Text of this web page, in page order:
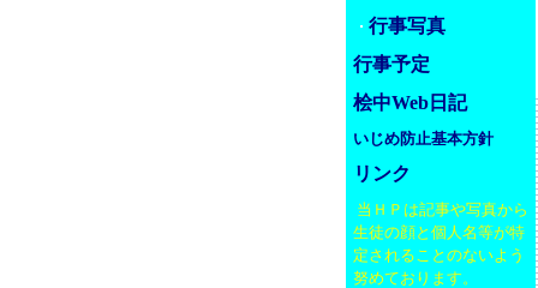
行事写真
行事予定
桧中Web日記
いじめ防止基本方針
リンク
当ＨＰは記事や写真から
生徒の顔と個人名等が特
定されることのないよう
努めております。